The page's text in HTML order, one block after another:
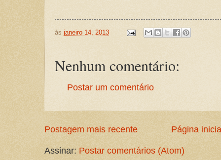
às janeiro 14, 2013
Nenhum comentário:
Postar um comentário
Postagem mais recente Página
Assinar: Postar comentários (Atom)